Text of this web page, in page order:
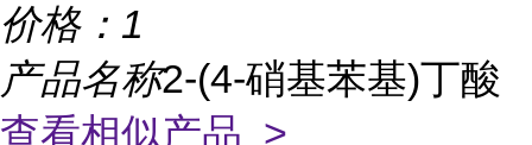
价格： 1
产品名称2-(4-硝基苯基)丁酸
查看相似产品 >